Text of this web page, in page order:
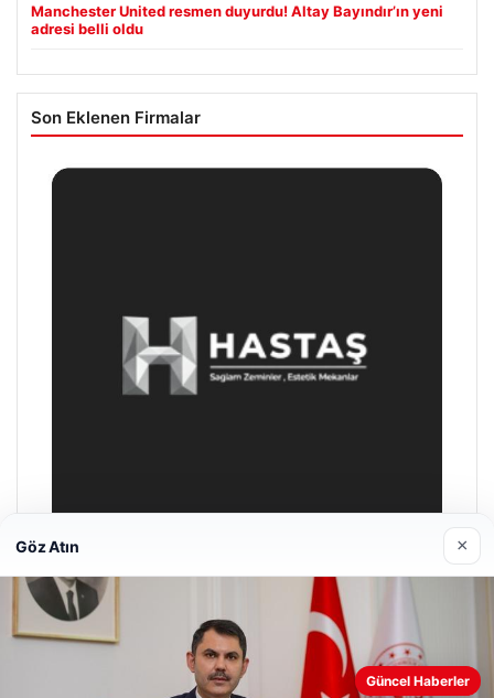
Manchester United resmen duyurdu! Altay Bayındır’ın yeni
adresi belli oldu
Son Eklenen Firmalar
Prenses Night Club
29/04/2026
Göz Atın ×
Güncel Haberler